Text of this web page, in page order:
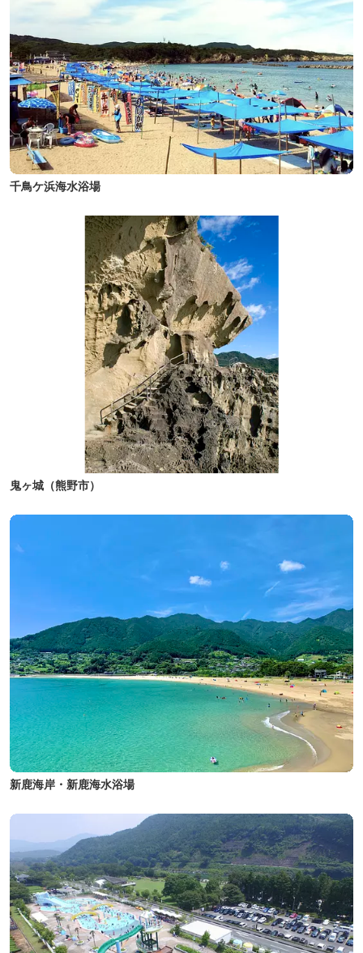
千鳥ケ浜海水浴場
鬼ヶ城（熊野市）
新鹿海岸・新鹿海水浴場